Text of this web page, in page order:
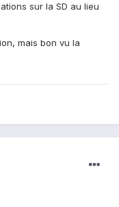
sur la SD au lieu
mais bon vu la